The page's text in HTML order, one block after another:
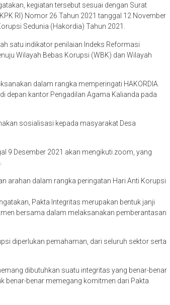
kegiatan tersebut sesuai dengan Surat
RI) Nomor 26 Tahun 2021 tanggal 12 November
Sedunia (Hakordia) Tahun 2021.
satu indikator penilaian Indeks Reformasi
Wilayah Bebas Korupsi (WBK) dan Wilayah
dalam rangka memperingati HAKORDIA.
depan kantor Pengadilan Agama Kalianda pada
sosialisasi kepada masyarakat Desa
9 Desember 2021 akan mengikuti zoom, yang
arahan dalam rangka peringatan Hari Anti Korupsi
Pakta Integritas merupakan bentuk janji
bersama dalam melaksanakan pemberantasan
diperlukan pemahaman, dari seluruh sektor serta
dibutuhkan suatu integritas yang benar-benar
benar-benar memegang komitmen dari Pakta